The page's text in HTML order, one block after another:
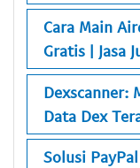
Cara Main
Gratis | Jasa
Dexscanner:
Data Dex
Solusi